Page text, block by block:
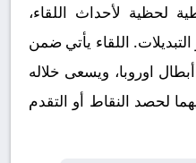
لحظية لأحداث اللقاء،
اللقاء يأتي ضمن
اوروبا، ويسعى خلاله
لحصد النقاط أو التقدم